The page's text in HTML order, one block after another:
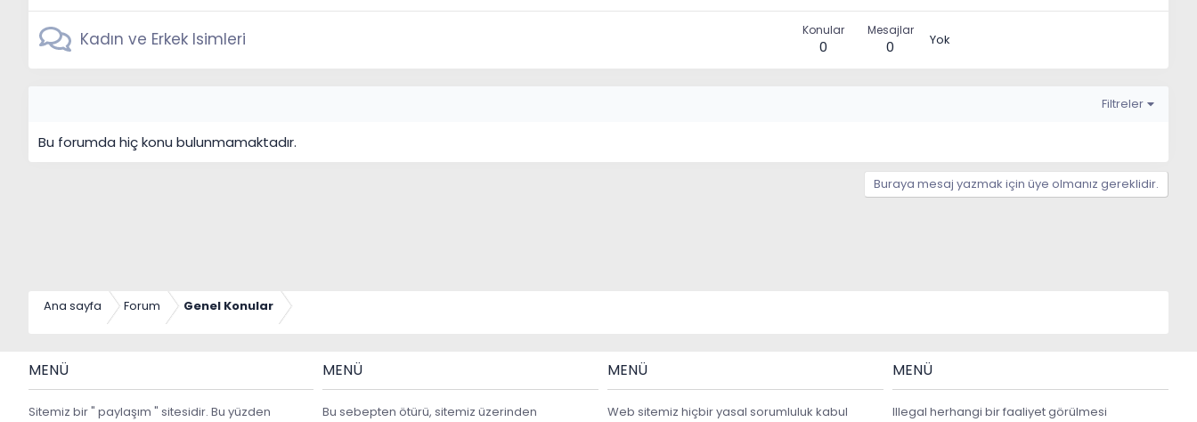
Kadın ve Erkek Isimleri Konular
0
Mesajlar
0 Yok
Filtreler
Bu forumda hiç konu bulunmamaktadır.
Buraya mesaj yazmak için üye olmanız gereklidir.
Ana sayfa Forum Genel Konular
MENÜ
Sitemiz bir " paylaşım " sitesidir. Bu yüzden
MENÜ
Bu sebepten ötürü, sitemiz üzerinden
MENÜ
Web sitemiz hiçbir yasal sorumluluk kabul
MENÜ
Illegal herhangi bir faaliyet görülmesi